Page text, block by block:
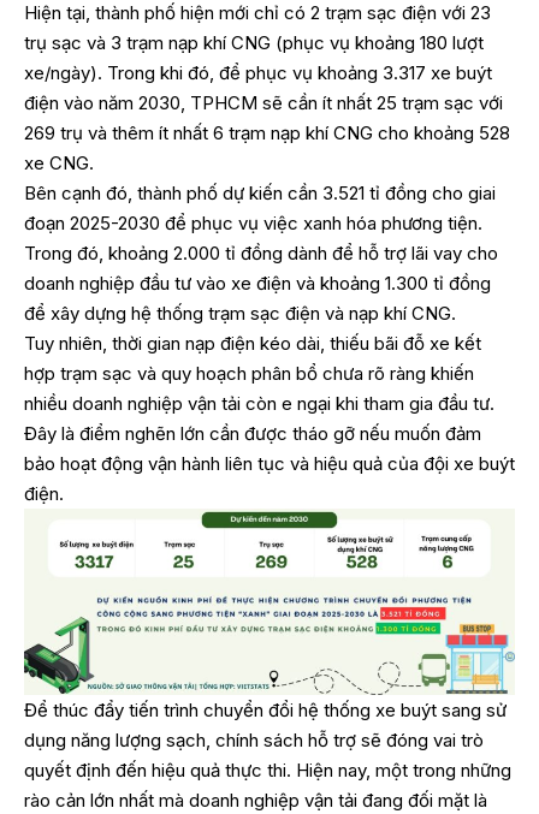
Hiện tại, thành phố hiện mới chỉ có 2 trạm sạc điện với 23
trụ sạc và 3 trạm nạp khí CNG (phục vụ khoảng 180 lượt
xe/ngày). Trong khi đó, để phục vụ khoảng 3.317 xe buýt
điện vào năm 2030, TPHCM sẽ cần ít nhất 25 trạm sạc với
269 trụ và thêm ít nhất 6 trạm nạp khí CNG cho khoảng 528
xe CNG.
Bên cạnh đó, thành phố dự kiến cần 3.521 tỉ đồng cho giai
đoạn 2025-2030 để phục vụ việc xanh hóa phương tiện.
Trong đó, khoảng 2.000 tỉ đồng dành để hỗ trợ lãi vay cho
doanh nghiệp đầu tư vào xe điện và khoảng 1.300 tỉ đồng
để xây dựng hệ thống trạm sạc điện và nạp khí CNG.
Tuy nhiên, thời gian nạp điện kéo dài, thiếu bãi đỗ xe kết
hợp trạm sạc và quy hoạch phân bổ chưa rõ ràng khiến
nhiều doanh nghiệp vận tải còn e ngại khi tham gia đầu tư.
Đây là điểm nghẽn lớn cần được tháo gỡ nếu muốn đảm
bảo hoạt động vận hành liên tục và hiệu quả của đội xe buýt
điện.
Để thúc đẩy tiến trình chuyển đổi hệ thống xe buýt sang sử
dụng năng lượng sạch, chính sách hỗ trợ sẽ đóng vai trò
quyết định đến hiệu quả thực thi. Hiện nay, một trong những
rào cản lớn nhất mà doanh nghiệp vận tải đang đối mặt là